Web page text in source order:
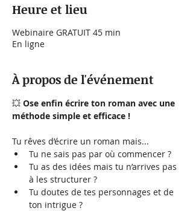
Heure et lieu
Webinaire GRATUIT 45 min
En ligne
À propos de l'événement
💥 Ose enfin écrire ton roman avec une
méthode simple et efficace !
Tu rêves d’écrire un roman mais...
Tu ne sais pas par où commencer ?
Tu as des idées mais tu n’arrives pas
à les structurer ?
Tu doutes de tes personnages et de
ton intrigue ?